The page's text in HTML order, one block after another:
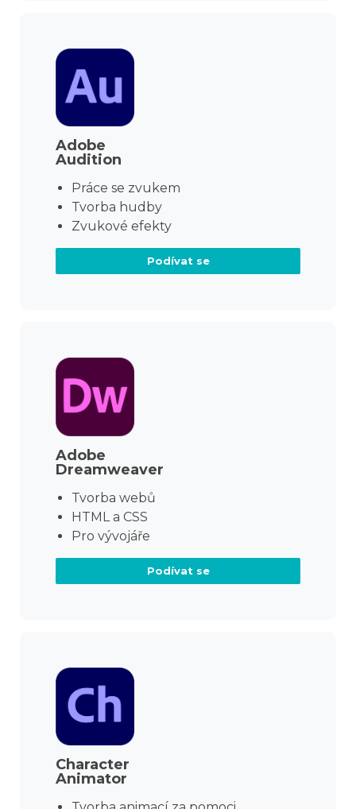
Adobe
Audition
Práce se zvukem
Tvorba hudby
Zvukové efekty
Podívat se
Adobe
Dreamweaver
Tvorba webů
HTML a CSS
Pro vývojáře
Podívat se
Character
Animator